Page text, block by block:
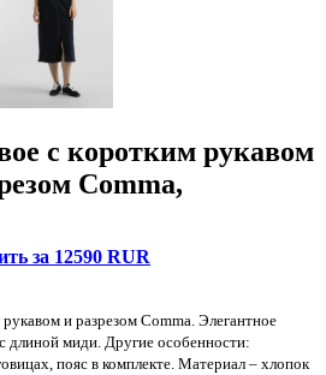
с коротким рукавом
Comma,
за 12590 RUR
и разрезом Comma. Элегантное
длиной миди. Другие особенности:
пояс в комплекте. Материал – хлопок